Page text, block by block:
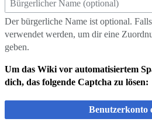
Der bürgerliche Name ist optional.
verwendet werden, um dir eine
geben.
Um das Wiki vor automatisiertem
dich, das folgende Captcha zu lösen:
Benutzerkonto